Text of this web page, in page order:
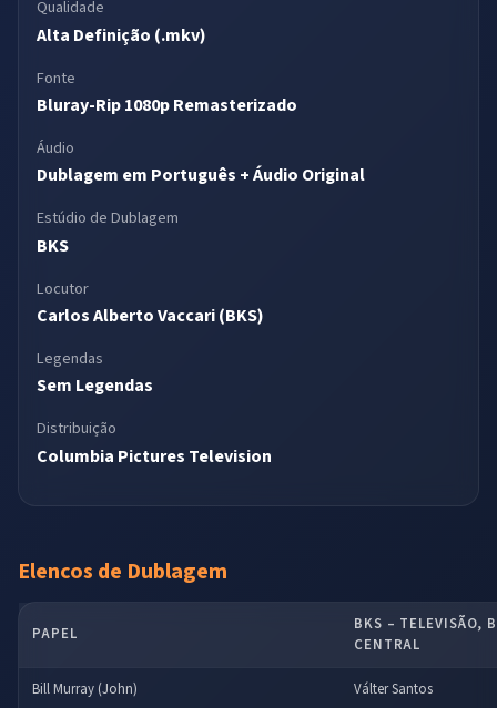
Qualidade
Alta Definição (.mkv)
Fonte
Bluray-Rip 1080p Remasterizado
Áudio
Dublagem em Português + Áudio Original
Estúdio de Dublagem
BKS
Locutor
Carlos Alberto Vaccari (BKS)
Legendas
Sem Legendas
Distribuição
Columbia Pictures Television
Elencos de Dublagem
PAPEL
BKS – TELEVISÃO,
CENTRAL
Bill Murray (John) Válter Santos